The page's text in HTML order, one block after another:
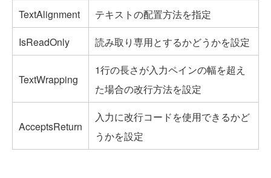
TextAlignment
テキストの配置方法を指定
IsReadOnly
読み取り専用とするかどうかを設定
TextWrapping
1行の長さが入力ペインの幅を超え
た場合の改行方法を設定
AcceptsReturn
入力に改行コードを使用できるかど
うかを設定